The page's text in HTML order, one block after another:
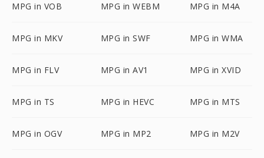
MPG in VOB MPG in WEBM MPG in M4A
MPG in MKV MPG in SWF MPG in WMA
MPG in FLV MPG in AV1 MPG in XVID
MPG in TS MPG in HEVC MPG in MTS
MPG in OGV MPG in MP2 MPG in M2V